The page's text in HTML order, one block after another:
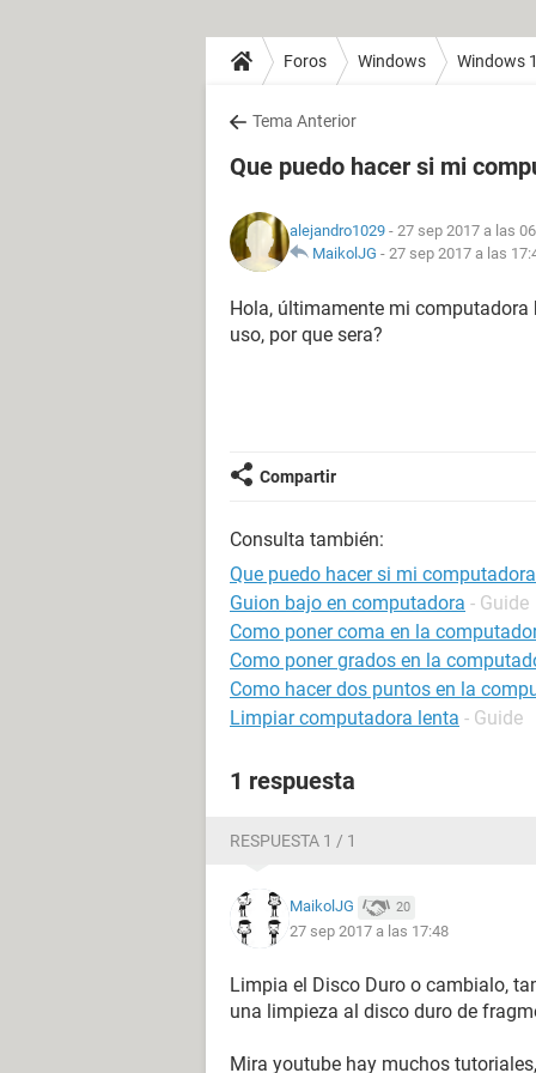
Foros Windows Windows
Tema Anterior
Que puedo hacer si mi
alejandro1029 - 27 sep 2017 a las
MaikolJG - 27 sep 2017 a las
Hola, últimamente mi
uso, por que sera?
Compartir
Consulta también:
Que puedo hacer si mi
Guion bajo en computadora - Guide
Como poner coma en la
Como poner grados en la
Como hacer dos puntos en la
Limpiar computadora lenta - Guide
1 respuesta
RESPUESTA 1 / 1
MaikolJG 20
27 sep 2017 a las 17:48
Limpia el Disco Duro o cambialo,
una limpieza al disco duro de
Mira youtube hay muchos